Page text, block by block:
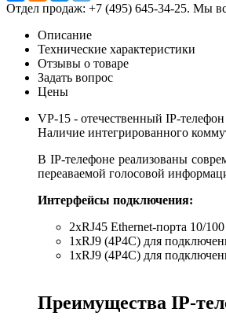
Отдел продаж: +7 (495) 645-34-25. Мы
Описание
Технические характеристики
Отзывы о товаре
Задать вопрос
Цены
VP-15 - отечественный IP-
Наличие интегрированного
В IP-телефоне реализованы
переаваемой голосовой
Интерфейсы подключения:
2хRJ45 Ethernet-порта 10/
1хRJ9 (4P4C) для
1хRJ9 (4P4C) для
Преимущества IP-